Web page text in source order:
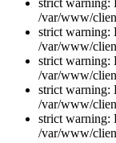
strict warning:
/var/www/
strict warning:
/var/www/
strict warning:
/var/www/
strict warning:
/var/www/
strict warning:
/var/www/